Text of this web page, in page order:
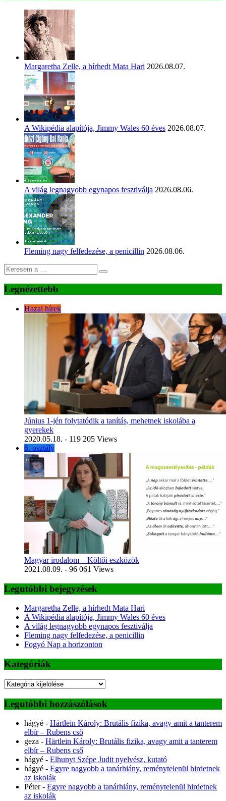
Margaretha Zelle, a hírhedt Mata Hari 2026.08.07.
A Wikipédia alapítója, Jimmy Wales 60 éves 2026.08.07.
A világ legnagyobb egynapos fesztiválja 2026.08.06.
Fleming nagy felfedezése, a penicillin 2026.08.06.
Legnézettebb
Hazai hírek
Június 1-jén folytatódik a tanítás, mehetnek iskolába a
gyerekek
2020.05.18. - 119 205 Views
6. osztály
Magyar irodalom – Költői eszközök
2021.08.09. - 96 061 Views
Legutóbbi bejegyzések
Margaretha Zelle, a hírhedt Mata Hari
A Wikipédia alapítója, Jimmy Wales 60 éves
A világ legnagyobb egynapos fesztiválja
Fleming nagy felfedezése, a penicillin
Fogyó Nap a horizonton
Kategóriák
Kategóriák
Legutóbbi hozzászólások
hágyé - Härtlein Károly: Brutális fizika, avagy amit a tanterem
elbír – Rubens cső
geza - Härtlein Károly: Brutális fizika, avagy amit a tanterem
elbír – Rubens cső
hágyé - Elhunyt Szépe Judit nyelvész, kutató
hágyé - Egyre nagyobb a tanárhiány, reménytelenül hirdetnek
az iskolák
Péter- Egyre nagyobb a tanárhiány, reménytelenül hirdetnek
az iskolák